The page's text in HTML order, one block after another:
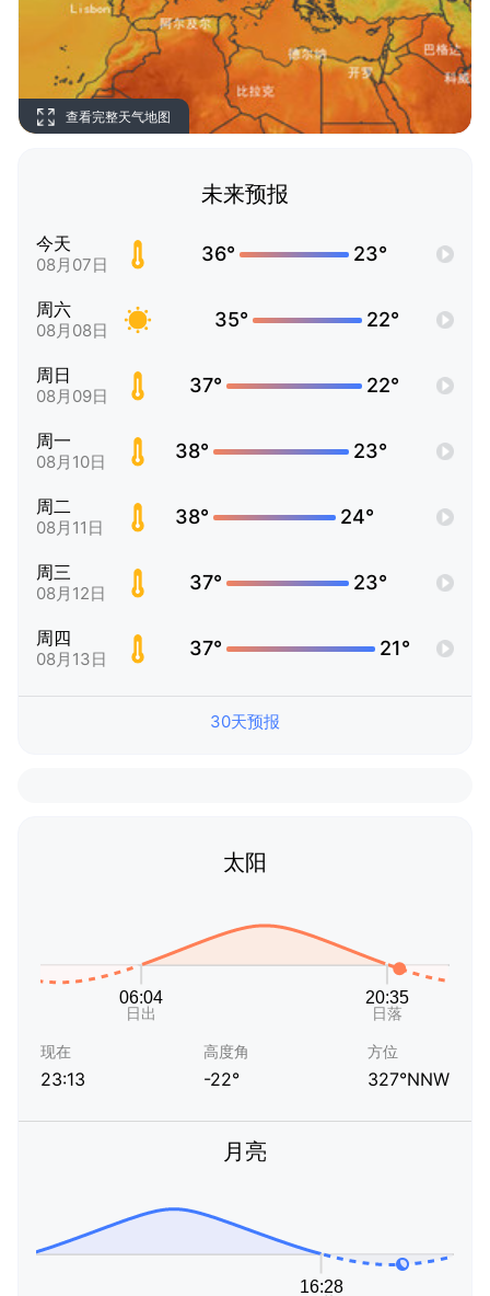
查看完整天气地图
未来预报
今天
08月07日 36° 23°
周六
08月08日 35° 22°
周日
08月09日 37° 22°
周一
08月10日 38° 23°
周二
08月11日 38° 24°
周三
08月12日 37° 23°
周四
08月13日 37° 21°
30天预报
太阳
现在
23:13
高度角
-22°
方位
327°NNW
月亮